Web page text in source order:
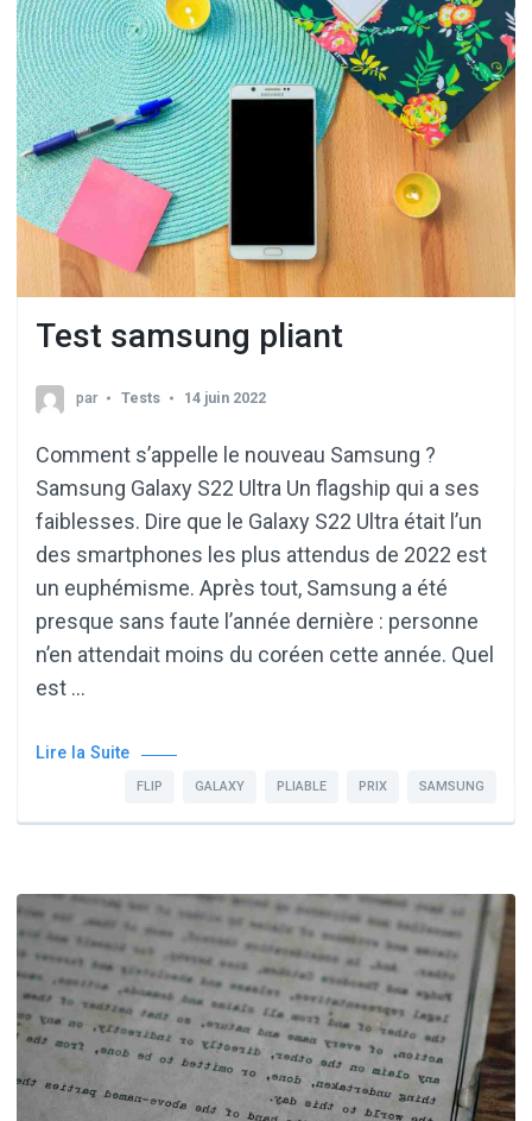
Test samsung pliant
par Tests 14 juin 2022
Comment s’appelle le nouveau Samsung ?
Samsung Galaxy S22 Ultra Un flagship qui a ses
faiblesses. Dire que le Galaxy S22 Ultra était l’un
des smartphones les plus attendus de 2022 est
un euphémisme. Après tout, Samsung a été
presque sans faute l’année dernière : personne
n’en attendait moins du coréen cette année. Quel
est …
Lire la Suite
FLIP GALAXY PLIABLE PRIX SAMSUNG